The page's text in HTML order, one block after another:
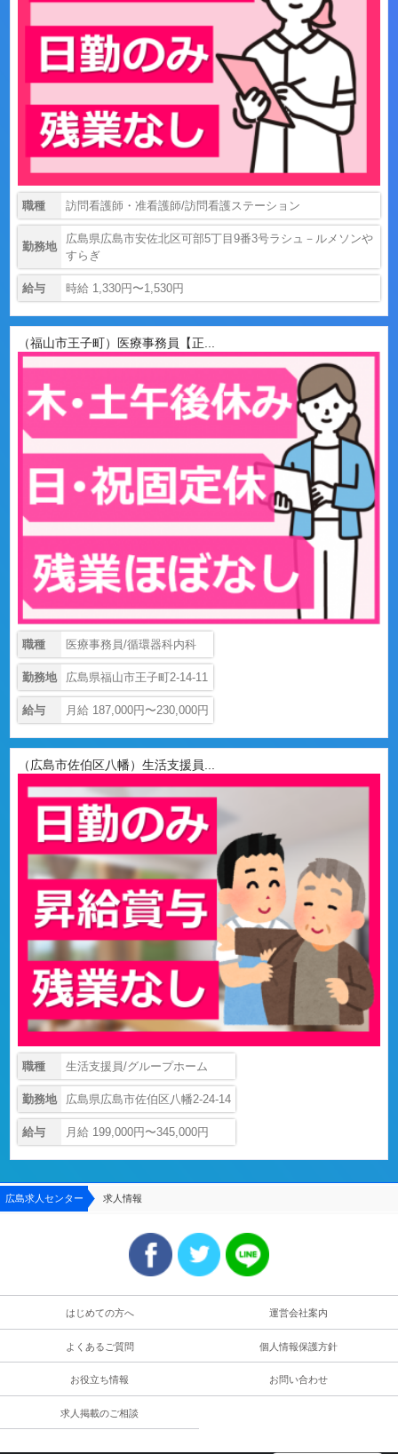
職種 訪問看護師・准看護師/訪問看護ステーション
勤務地
広島県広島市安佐北区可部5丁目9番3号ラシュ－ルメソンや
すらぎ
給与 時給 1,330円〜1,530円
（福山市王子町）医療事務員【正...
職種 医療事務員/循環器科内科
勤務地 広島県福山市王子町2-14-11
給与 月給 187,000円〜230,000円
（広島市佐伯区八幡）生活支援員...
職種 生活支援員/グループホーム
勤務地 広島県広島市佐伯区八幡2-24-14
給与 月給 199,000円〜345,000円
広島求人センター 求人情報
はじめての方へ 運営会社案内
よくあるご質問 個人情報保護方針
お役立ち情報 お問い合わせ
求人掲載のご相談